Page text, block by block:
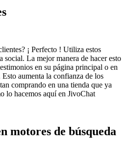
¡ Perfecto ! Utiliza estos
social. La mejor manera de hacer esto
en su página principal o en
aumenta la confianza de los
comprando en una tienda que ya
lo hacemos aquí en JivoChat
motores de búsqueda